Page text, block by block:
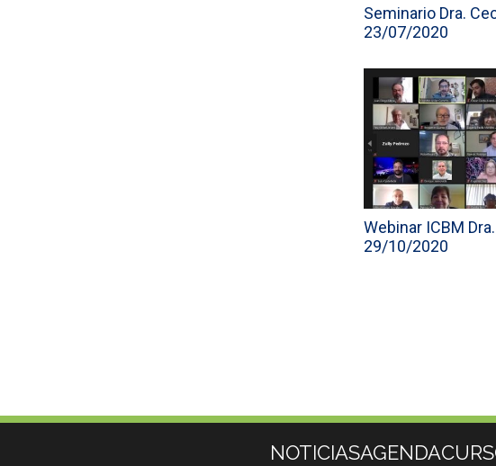
Seminario Dra.
23/07/2020
Webinar ICBM
29/10/2020
NOTICIASAGENDA